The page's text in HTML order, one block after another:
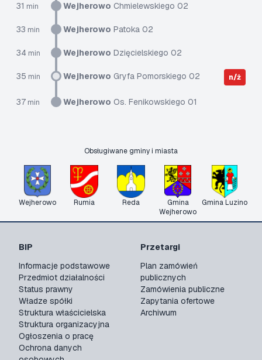
31 min Wejherowo Chmielewskiego 02
33 min Wejherowo Patoka 02
34 min Wejherowo Dzięcielskiego 02
35 min Wejherowo Gryfa Pomorskiego 02 n/ż
37 min Wejherowo Os. Fenikowskiego 01
Obsługiwane gminy i miasta
Wejherowo Rumia Reda
Gmina
Wejherowo
Gmina Luzino
BIP
Informacje podstawowe
Przedmiot działalności
Status prawny
Władze spółki
Struktura właścicielska
Struktura organizacyjna
Ogłoszenia o pracę
Ochrona danych
Przetargi
Plan zamówień
publicznych
Zamówienia publiczne
Zapytania ofertowe
Archiwum